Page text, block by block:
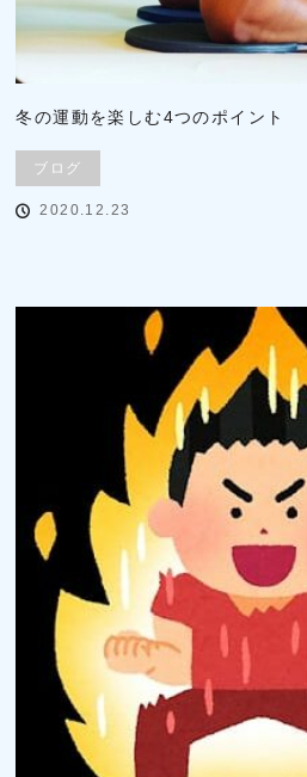
冬の運動を楽しむ4つのポイント
ブログ
2020.12.23